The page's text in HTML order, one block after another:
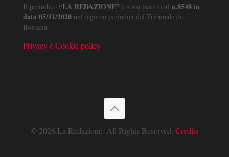
Il periodico “LA REDAZIONE” è stato iscritto al n.8548 in
data 05/11/2020 nel registro periodici del Tribunale di
Bologna.
Privacy e Cookie policy
© 2026 La Redazione. All Rights Reserved. Credits